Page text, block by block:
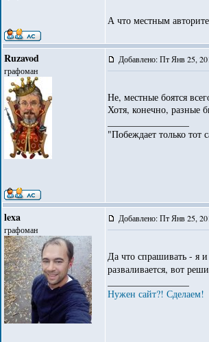
А что местным
Ruzavod
графоман
Добавлено: Пт Янв 25,
Не, местные боятся
Хотя, конечно, разные
"Побеждает только тот
lexa
графоман
Добавлено: Пт Янв 25,
Да что спрашивать - я
разваливается, вот
Нужен сайт?! Сделаем!